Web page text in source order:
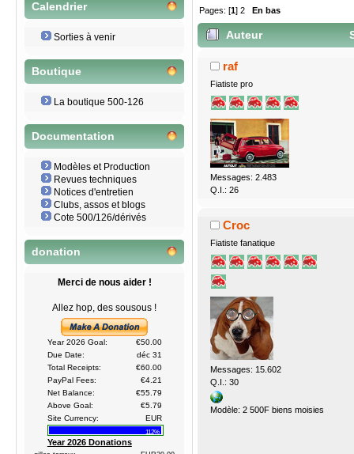
Calendrier
Sorties à venir
Boutique
La boutique 500-126
Documentation
Modèles et Production
Revues techniques
Notices d'entretien
Clubs, assos et blogs
Cote 500/126/dérivés
donation
Merci de nous aider !
Allez hop, des sousous !
Year 2026 Goal:
€50.00
Due Date:
déc 31
Total Receipts:
€60.00
PayPal Fees:
€4.21
Net Balance:
€55.79
Above Goal:
€5.79
Site Currency:
EUR
112%
Year 2026 Donations
Pages: [1]2 En bas
Auteur
8943 fois)
raf
Fiatiste pro
Messages: 2.483
Q.I.: 26
Croc
Fiatiste fanatique
Messages: 15.602
Q.I.: 30
Modèle: 2 500F biens moisies